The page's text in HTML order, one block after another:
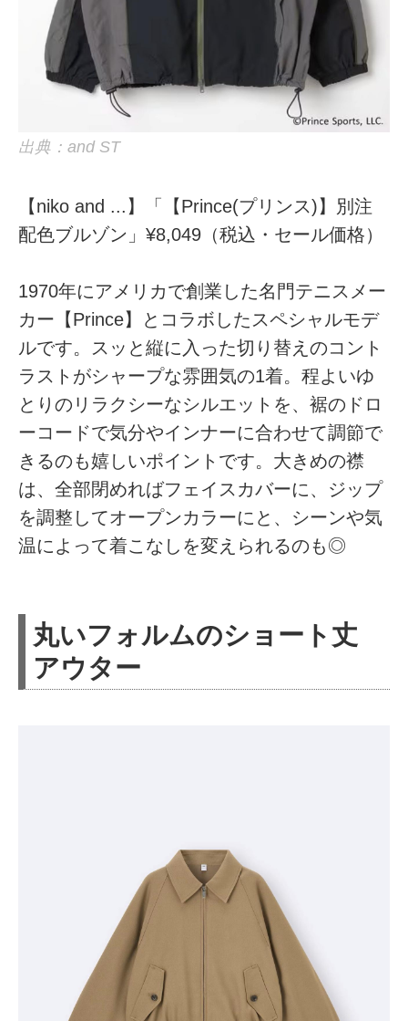
出典：and ST
【niko and ...】「【Prince(プリンス)】別注
配色ブルゾン」¥8,049（税込・セール価格）
1970年にアメリカで創業した名門テニスメー
カー【Prince】とコラボしたスペシャルモデ
ルです。スッと縦に入った切り替えのコント
ラストがシャープな雰囲気の1着。程よいゆ
とりのリラクシーなシルエットを、裾のドロ
ーコードで気分やインナーに合わせて調節で
きるのも嬉しいポイントです。大きめの襟
は、全部閉めればフェイスカバーに、ジップ
を調整してオープンカラーにと、シーンや気
温によって着こなしを変えられるのも◎
丸いフォルムのショート丈
アウター